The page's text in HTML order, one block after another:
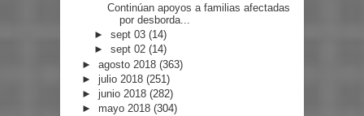
Continúan apoyos a familias afectadas
por desborda...
►sept 03(14)
►sept 02(14)
► agosto 2018 (363)
► julio 2018 (251)
► junio 2018 (282)
► mayo 2018 (304)